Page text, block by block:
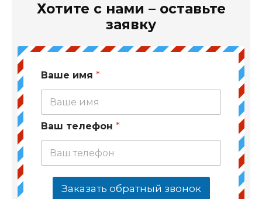
Хотите с нами – оставьте
заявку
Ваше имя *
Ваш телефон *
Заказать обратный звонок